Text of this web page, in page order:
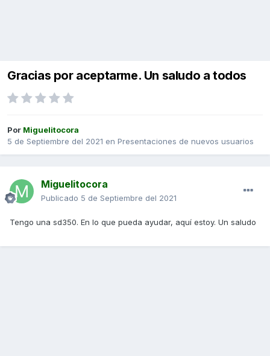
Gracias por aceptarme. Un saludo a todos
Por Miguelitocora
5 de Septiembre del 2021 en Presentaciones de nuevos usuarios
Miguelitocora
Publicado 5 de Septiembre del 2021
Tengo una sd350. En lo que pueda ayudar, aquí estoy. Un saludo